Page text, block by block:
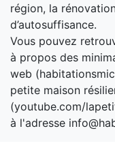
région, la
d’autosuffisance.
Vous pouvez
à propos des
web
petite maison
(youtube.com/
à l'adresse